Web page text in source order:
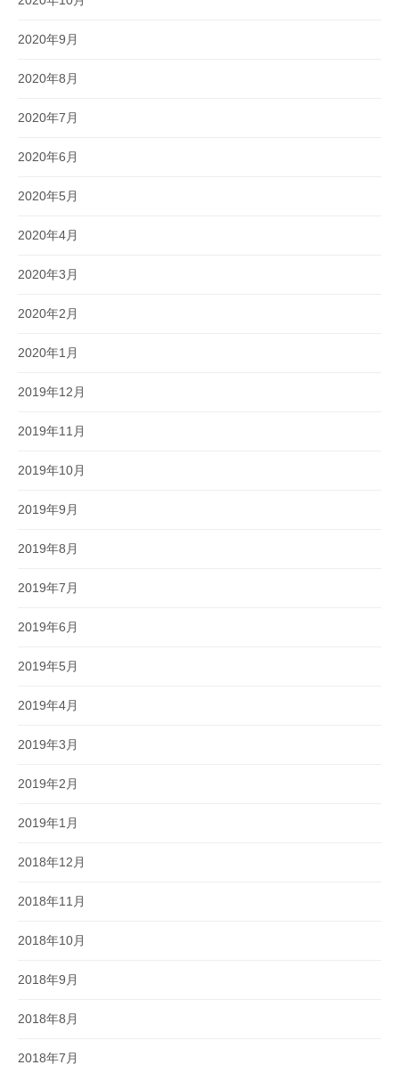
2020年9月
2020年8月
2020年7月
2020年6月
2020年5月
2020年4月
2020年3月
2020年2月
2020年1月
2019年12月
2019年11月
2019年10月
2019年9月
2019年8月
2019年7月
2019年6月
2019年5月
2019年4月
2019年3月
2019年2月
2019年1月
2018年12月
2018年11月
2018年10月
2018年9月
2018年8月
2018年7月